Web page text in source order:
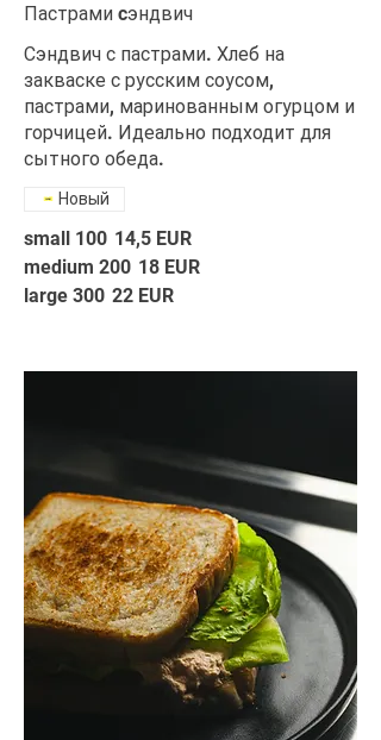
Пастрами cэндвич
Сэндвич с пастрами. Хлеб на
закваске с русским соусом,
пастрами, маринованным огурцом и
горчицей. Идеально подходит для
сытного обеда.
small 100 14,5 EUR
medium 200 18 EUR
large 300 22 EUR
Новый